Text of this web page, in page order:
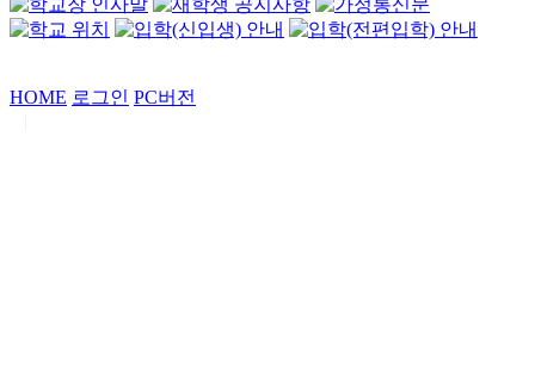
HOME 로그인 PC버전